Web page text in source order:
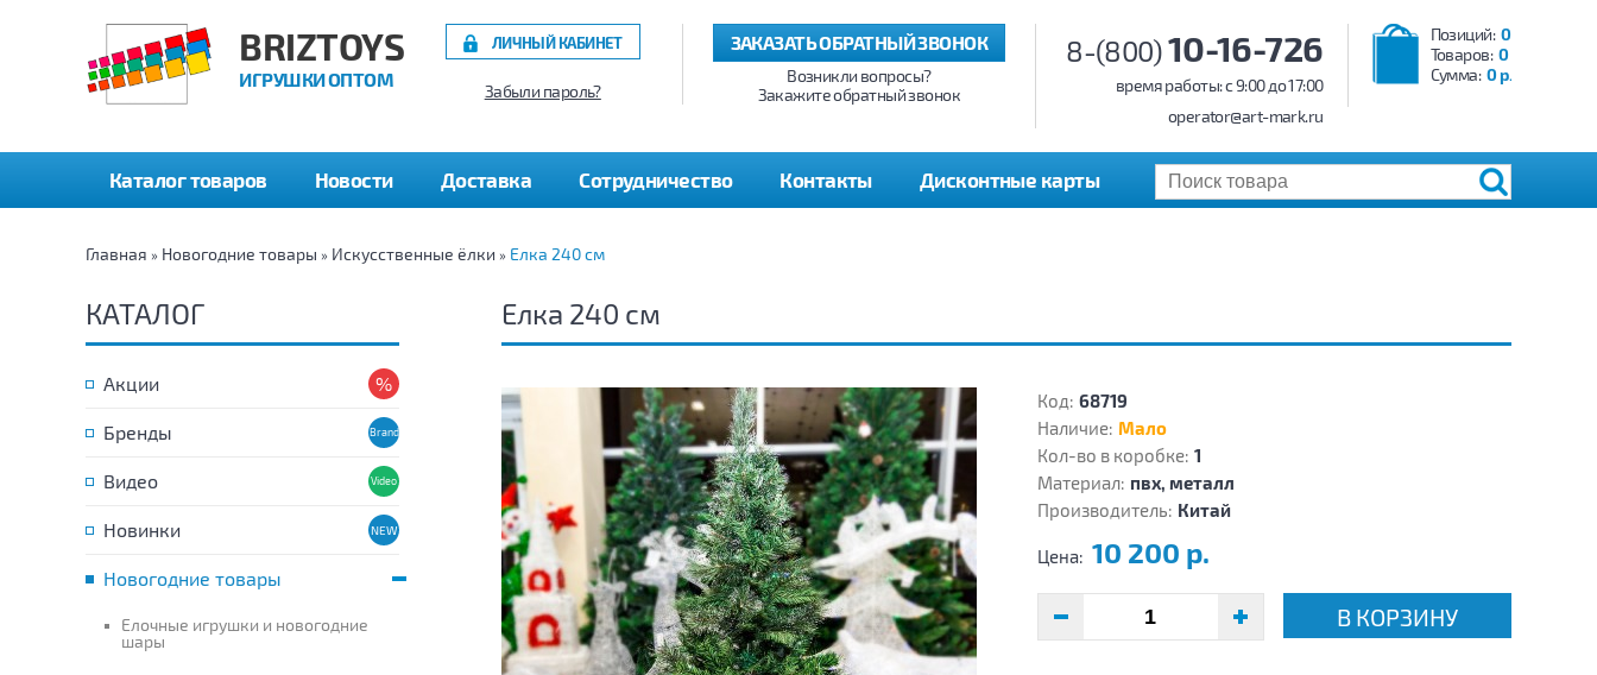
BRIZTOYS
ИГРУШКИ ОПТОМ
Позиций: 0
Товаров: 0
Сумма: 0 р.
8-(800)10-16-726
время работы: c 9:00 до 17:00
operator@art-mark.ru
ЗАКАЗАТЬ ОБРАТНЫЙ ЗВОНОК
Возникли вопросы?
Закажите обратный звонок
ЛИЧНЫЙ КАБИНЕТ
Забыли пароль?
Каталог товаров Новости Доставка Сотрудничество Контакты Дисконтные карты
Главная » Новогодние товары » Искусственные ёлки » Елка 240 см
КАТАЛОГ
Акции
Бренды
Видео
Новинки
Новогодние товары
Елочные игрушки и новогодние
шары
Елка 240 см
Код: 68719
Наличие: Мало
Кол-во в коробке: 1
Материал: пвх, металл
Производитель: Китай
Цена: 10 200 р.
В КОРЗИНУ